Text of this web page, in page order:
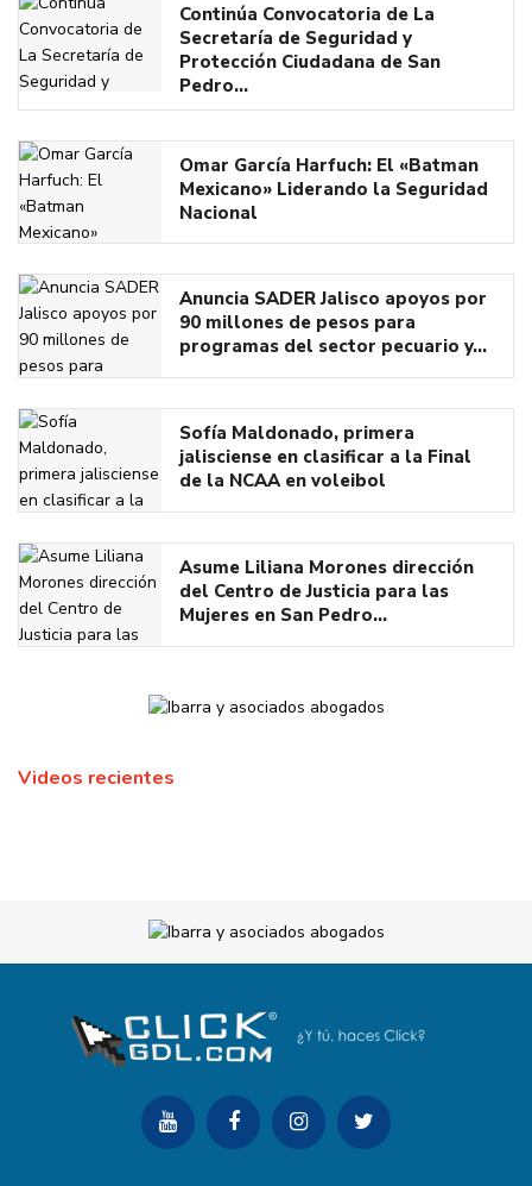
Continúa Convocatoria de La
Secretaría de Seguridad y
Protección Ciudadana de San
Pedro…
Omar García Harfuch: El «Batman
Mexicano» Liderando la Seguridad
Nacional
Anuncia SADER Jalisco apoyos por
90 millones de pesos para
programas del sector pecuario y…
Sofía Maldonado, primera
jalisciense en clasificar a la Final
de la NCAA en voleibol
Asume Liliana Morones dirección
del Centro de Justicia para las
Mujeres en San Pedro…
Videos recientes